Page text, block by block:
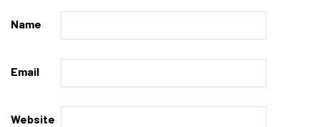
Name
Email
Website